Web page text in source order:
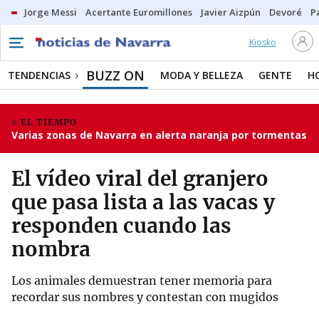
Jorge Messi Acertante Euromillones Javier Aizpún Devoré
Kiosko
TENDENCIAS BUZZ ON MODA Y BELLEZA GENTE
EL TIEMPO
Varias zonas de Navarra en alerta naranja por tormentas
El vídeo viral del granjero
que pasa lista a las vacas y
responden cuando las
nombra
Los animales demuestran tener memoria para
recordar sus nombres y contestan con mugidos